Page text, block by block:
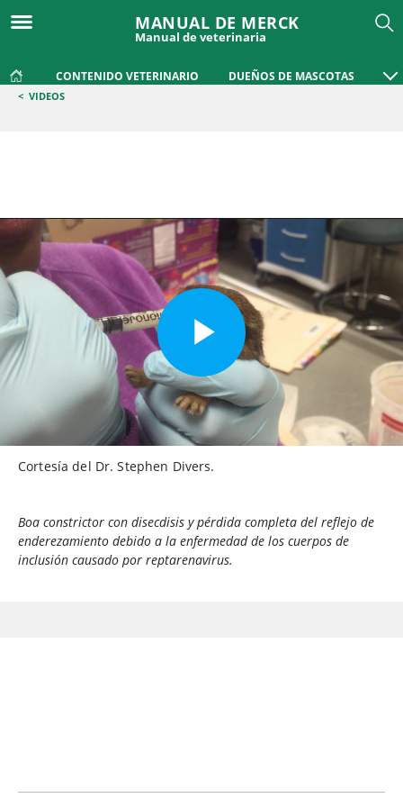
MANUAL DE MERCK
Manual de veterinaria
CONTENIDO VETERINARIO DUEÑOS DE MASCOTAS
< VIDEOS
Cortesía del Dr. Stephen Divers.
Boa constrictor con disecdisis y pérdida completa del reflejo de
enderezamiento debido a la enfermedad de los cuerpos de
inclusión causado por reptarenavirus.